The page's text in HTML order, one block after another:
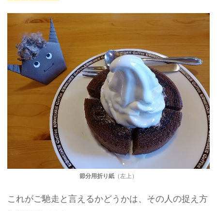
節分用折り紙 （左上）
これがご馳走と言えるかどうかは、その人の捉え方